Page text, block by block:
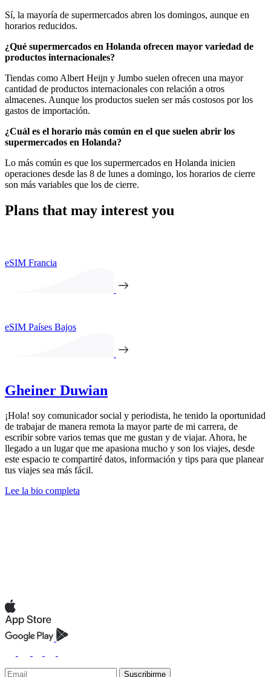
Sí, la mayoría de supermercados abren los domingos, aunque en
horarios reducidos.
¿Qué supermercados en Holanda ofrecen mayor variedad de
productos internacionales?
Tiendas como Albert Heijn y Jumbo suelen ofrecen una mayor
cantidad de productos internacionales con relación a otros
almacenes. Aunque los productos suelen ser más costosos por los
gastos de importación.
¿Cuál es el horario más común en el que suelen abrir los
supermercados en Holanda?
Lo más común es que los supermercados en Holanda inicien
operaciones desde las 8 de lunes a domingo, los horarios de cierre
son más variables que los de cierre.
Plans that may interest you
eSIM Francia
eSIM Países Bajos
Gheiner Duwian
¡Hola! soy comunicador social y periodista, he tenido la oportunidad
de trabajar de manera remota la mayor parte de mi carrera, de
escribir sobre varios temas que me gustan y de viajar. Ahora, he
llegado a un lugar que me apasiona mucho y son los viajes, desde
este espacio te compartiré datos, información y tips para que planear
tus viajes sea más fácil.
Lee la bio completa
Suscribirme